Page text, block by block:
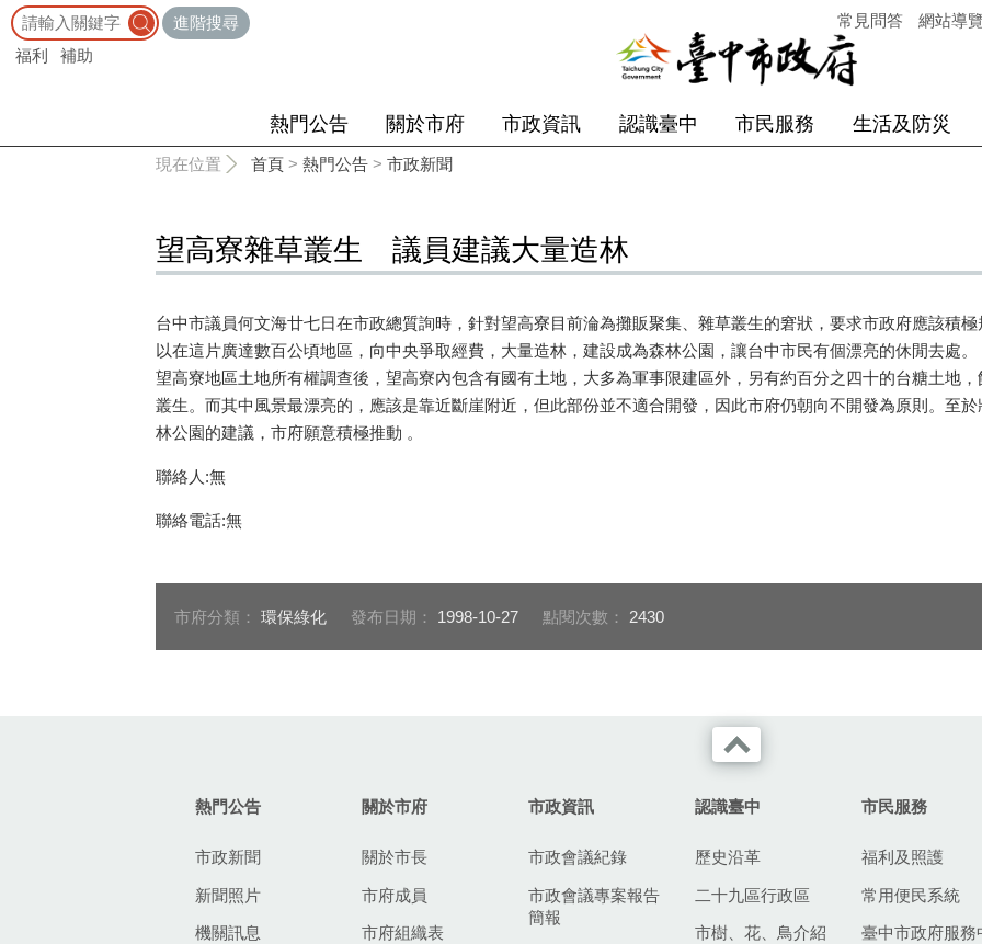
進階搜尋
福利
補助
常見問答 網站導
熱門公告 關於市府 市政資訊 認識臺中 市民服務 生活及防災
現在位置 首頁 > 熱門公告 > 市政新聞
望高寮雜草叢生 議員建議大量造林
台中市議員何文海廿七日在市政總質詢時，針對望高寮目前淪為攤販聚集、雜草叢生的窘狀，要求市政府應該積
以在這片廣達數百公頃地區，向中央爭取經費，大量造林，建設成為森林公園，讓台中市民有個漂亮的休閒去
望高寮地區土地所有權調查後，望高寮內包含有國有土地，大多為軍事限建區外，另有約百分之四十的台糖土地
叢生。而其中風景最漂亮的，應該是靠近斷崖附近，但此部份並不適合開發，因此市府仍朝向不開發為原則。至
林公園的建議，市府願意積極推動 。
聯絡人:無
聯絡電話:無
市府分類： 環保綠化 發布日期： 1998-10-27 點閱次數： 2430
熱門公告
市政新聞
新聞照片
機關訊息
關於市府
關於市長
市府成員
市府組織表
市政資訊
市政會議紀錄
市政會議專案報告
簡報
認識臺中
歷史沿革
二十九區行政區
市樹、花、鳥介紹
市民服務
福利及照護
常用便民系統
臺中市政府服務